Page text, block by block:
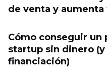
de venta y aumenta
Cómo conseguir un
startup sin dinero
financiación)